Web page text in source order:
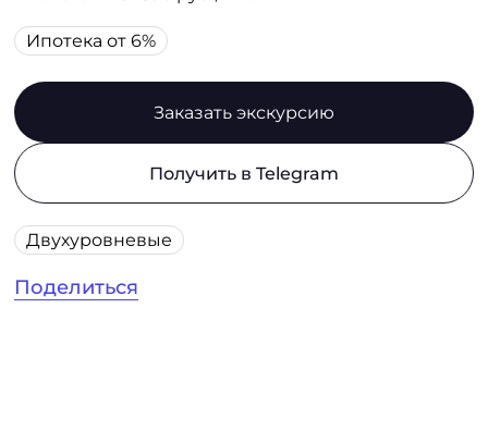
Ипотека от 6%
Заказать экскурсию
Получить в Telegram
Двухуровневые
Поделиться